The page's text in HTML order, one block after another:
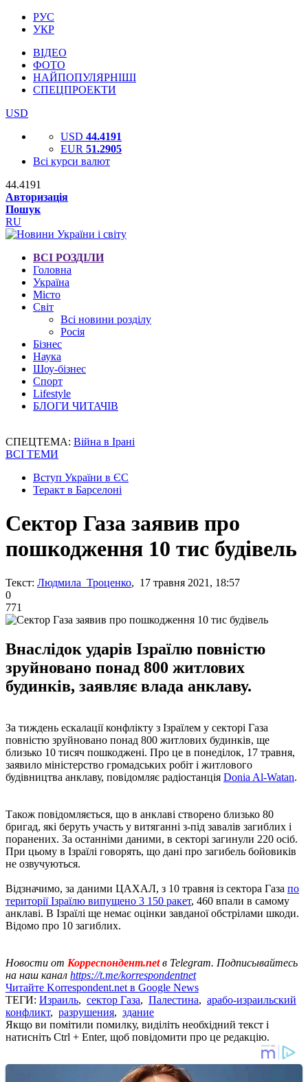
РУС
УКР
ВІДЕО
ФОТО
НАЙПОПУЛЯРНІШІ
СПЕЦПРОЕКТИ
USD
USD 44.4191
EUR 51.2905
Всі курси валют
44.4191
Авторизація
Пошук
RU
ВСІ РОЗДІЛИ
Головна
Україна
Місто
Світ
Всі новини розділу
Росія
Бізнес
Наука
Шоу-бізнес
Спорт
Lifestyle
БЛОГИ ЧИТАЧІВ
СПЕЦТЕМА: Війна в Ірані
ВСІ ТЕМИ
Вступ України в ЄС
Теракт в Барселоні
Сектор Газа заявив про
пошкодження 10 тис будівель
Текст: Людмила Троценко, 17 травня 2021, 18:57
0
771
Внаслідок ударів Ізраїлю повністю
зруйновано понад 800 житлових
будинків, заявляє влада анклаву.
За тиждень ескалації конфлікту з Ізраїлем у секторі Газа
повністю зруйновано понад 800 житлових будинків, ще
близько 10 тисяч пошкоджені. Про це в понеділок, 17 травня,
заявило міністерство громадських робіт і житлового
будівництва анклаву, повідомляє радіостанція Donia Al-Watan.
Також повідомляється, що в анклаві створено близько 80
бригад, які беруть участь у витяганні з-під завалів загиблих і
поранених. За останніми даними, в секторі загинули 220 осіб.
При цьому в Ізраїлі говорять, що дані про загибель бойовиків
не озвучуються.
Відзначимо, за даними ЦАХАЛ, з 10 травня із сектора Газа по
території Ізраїлю випущено 3 150 ракет, 460 впали в самому
анклаві. В Ізраїлі ще немає оцінки завданої обстрілами шкоди.
Відомо про 10 загиблих.
Новости от Корреспондент.netв Telegram. Подписывайтесь
на наш канал https://t.me/korrespondentnet
Читайте Korrespondent.net в Google News
ТЕГИ: Израиль, сектор Газа, Палестина, арабо-израильский
конфликт, разрушения, здание
Якщо ви помітили помилку, виділіть необхідний текст і
натисніть Ctrl + Enter, щоб повідомити про це редакцію.